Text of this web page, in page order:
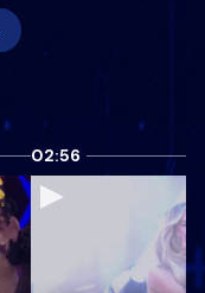
02:56